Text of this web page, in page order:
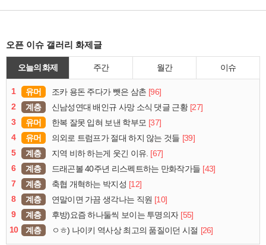
오픈 이슈 갤러리 화제글
오늘의 화제 주간 월간 이슈
1 유머 조카 용돈 주다가 뺏은 삼촌 [96]
2
계층 신남성연대 배인규 사망 소식 댓글 근황 [27]
3
유머 한복 잘못 입혀 보낸 학부모 [37]
4
유머 의외로 트럼프가 절대 하지 않는 것들 [39]
5
계층 지역 비하 하는게 웃긴 이유. [67]
6
계층 드래곤볼 40주년 리스펙트하는 만화작가들 [43]
7
계층 축협 개혁하는 박지성 [12]
8
계층 연말이면 가끔 생각나는 직원 [10]
9
계층 후방)요즘 하나둘씩 보이는 투명의자 [55]
10
계층 ㅇㅎ) 나이키 역사상 최고의 품질이던 시절 [26]